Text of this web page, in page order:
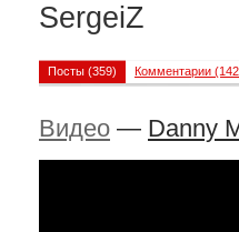
SergeiZ
Посты (359) Комментарии
Видео — Danny